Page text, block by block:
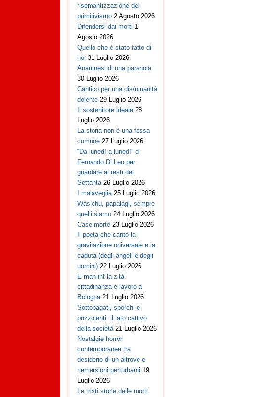
risemantizzazione del
primitivismo 2 Agosto 2026
Difendersi dai morti 1
Agosto 2026
Quello che è stato fatto di
noi 31 Luglio 2026
Anamnesi di una paranoia
30 Luglio 2026
Cantico per una dis/umanità
dolente 29 Luglio 2026
Il sostenitore ideale 28
Luglio 2026
La storia non è una fossa
comune 27 Luglio 2026
“Da lunedì a lunedì” di
Fernando Di Leo per
guardare ai resti dei
Settanta 26 Luglio 2026
I malaveglia 25 Luglio 2026
Wasichu, papalagi, sempre
quelli siamo 24 Luglio 2026
Case morte 23 Luglio 2026
Il poeta che cantò la
gravitazione universale e la
caduta (degli angeli e degli
uomini) 22 Luglio 2026
E man int la zità,
cittadinanza e lavoro a
Bologna 21 Luglio 2026
Sottopagati, sporchi e
puzzolenti: il lato cattivo
della società 21 Luglio 2026
Nostalgie horror
contemporanee tra
desiderio di un altrove e
riemersioni perturbanti 19
Luglio 2026
Le tristi storie delle morti